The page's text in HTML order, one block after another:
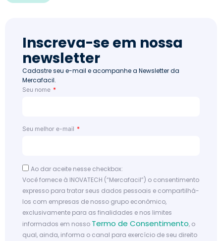
Inscreva-se em nossa
newsletter
Cadastre seu e-mail e acompanhe a Newsletter da
Mercafacil.
Seu nome
Seu melhor e-mail
Ao dar aceite nesse checkbox:
Você fornece à INOVATECH (“Mercafacil”) o consentimento
expresso para tratar seus dados pessoais e compartilhá-
los com empresas de nosso grupo econômico,
exclusivamente para as finalidades e nos limites
informados em nosso Termo de Consentimento, o
qual, ainda, informa o canal para exercício de seu direito